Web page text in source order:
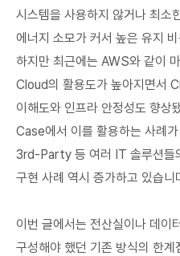
시스템을 사용하지 않거나 최소
에너지 소모가 커서 높은 유지
하지만 최근에는 AWS와 같이
Cloud의 활용도가 높아지면서
이해도와 인프라 안정성도 향상
Case에서 이를 활용하는 사례
3rd-Party 등 여러 IT 솔루션들
구현 사례 역시 증가하고 있습니
이번 글에서는 전산실이나 데이
구성해야 했던 기존 방식의 한